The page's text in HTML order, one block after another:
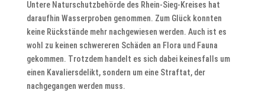
Untere Naturschutzbehörde des Rhein-Sieg-Kreises hat
daraufhin Wasserproben genommen. Zum Glück konnten
keine Rückstände mehr nachgewiesen werden. Auch ist es
wohl zu keinen schwereren Schäden an Flora und Fauna
gekommen. Trotzdem handelt es sich dabei keinesfalls um
einen Kavaliersdelikt, sondern um eine Straftat, der
nachgegangen werden muss.